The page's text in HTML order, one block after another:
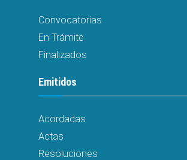
Convocatorias
En Trámite
Finalizados
Emitidos
Acordadas
Actas
Resoluciones